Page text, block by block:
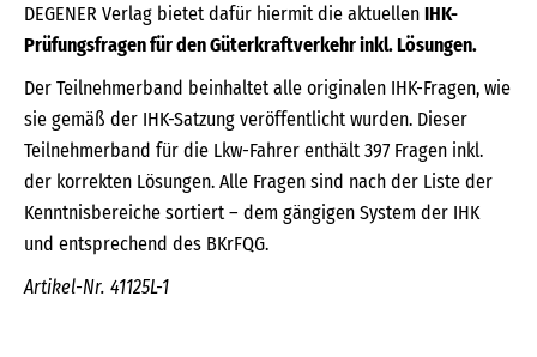
DEGENER Verlag bietet dafür hiermit die aktuellen IHK-
Prüfungsfragen für den Güterkraftverkehr inkl. Lösungen.
Der Teilnehmerband beinhaltet alle originalen IHK-Fragen, wie
sie gemäß der IHK-Satzung veröffentlicht wurden. Dieser
Teilnehmerband für die Lkw-Fahrer enthält 397 Fragen inkl.
der korrekten Lösungen. Alle Fragen sind nach der Liste der
Kenntnisbereiche sortiert – dem gängigen System der IHK
und entsprechend des BKrFQG.
Artikel-Nr. 41125L-1